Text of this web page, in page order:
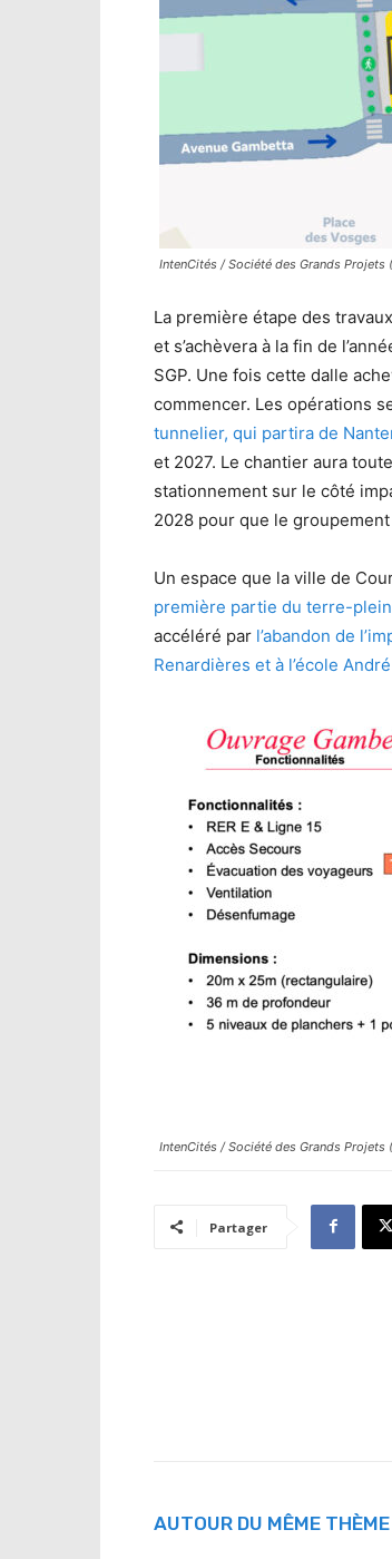
IntenCités / Société des Grands Projets
La première étape des
et s’achèvera à la fin de
SGP. Une fois cette dalle
commencer. Les opérations
tunnelier, qui partira de
et 2027. Le chantier aura
stationnement sur le côté
2028 pour que le groupement
Un espace que la ville de
première partie du terre-
accéléré par l’abandon de
Renardières et à l’école
IntenCités / Société des Grands Projets
Partager
AUTOUR DU MÊME THÈME